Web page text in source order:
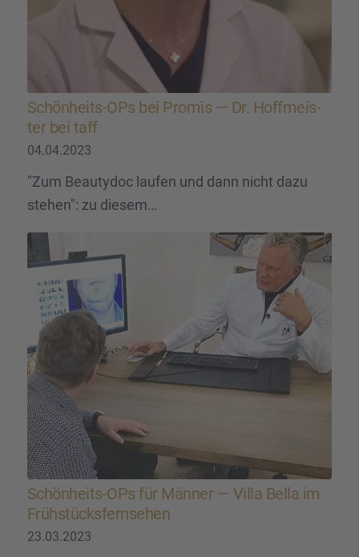
Schön­heits-OPs bei Promis — Dr. Hoffmeis­
ter bei taff
04.04.2023
"Zum Beautydoc laufen und dann nicht dazu
stehen": zu diesem…
Schön­heits-OPs für Männer — Villa Bella im
Frühstücks­fern­se­hen
23.03.2023